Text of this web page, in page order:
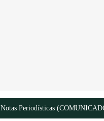
Notas Periodísticas